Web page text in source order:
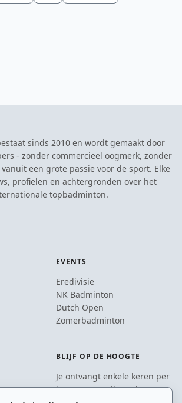
sinds 2010 en wordt gemaakt door
- zonder commercieel oogmerk, zonder
een grote passie voor de sport. Elke
profielen en achtergronden over het
topbadminton.
EVENTS
Eredivisie
NK Badminton
Dutch Open
Zomerbadminton
BLIJF OP DE HOOGTE
Je ontvangt enkele keren per
jaar een e-mail met het